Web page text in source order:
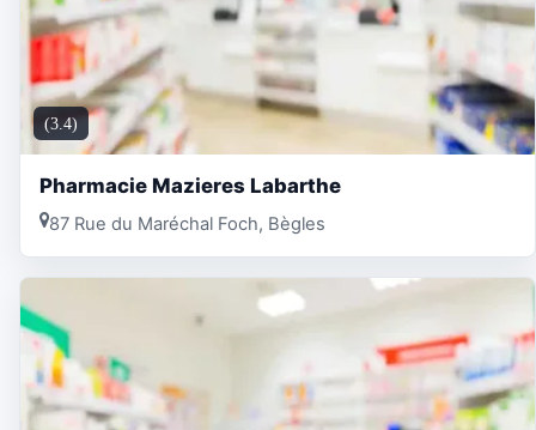
(3.4)
Pharmacie Mazieres Labarthe
87 Rue du Maréchal Foch, Bègles